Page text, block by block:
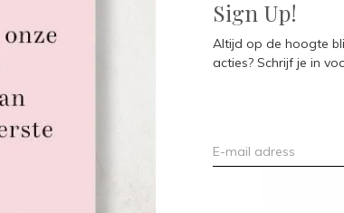
Sign Up!
Altijd op de hoogte
acties? Schrijf je in
Meld je aan voor onze nieuwsbrief
Ontvang de nieuwste aanbiedingen en promoties